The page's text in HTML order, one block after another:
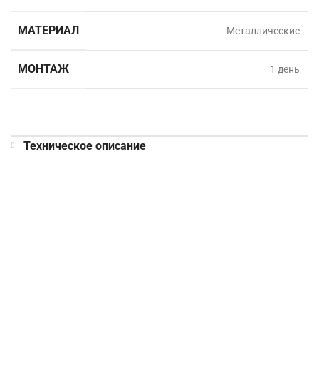
МАТЕРИАЛ Металлические
МОНТАЖ 1 день
Техническое описание